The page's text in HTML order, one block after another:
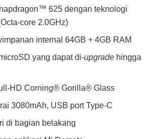
625 dengan teknologi
core 2.0GHz)
internal 64GB + 4GB RAM
yang dapat di-upgrade hingga
HD Corning® Gorilla® Glass
3080mAh, USB port Type-C
di bagian belakang